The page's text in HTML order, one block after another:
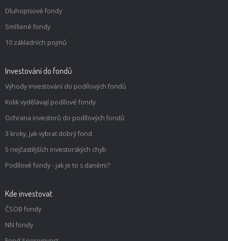
Dluhopisové fondy
Smíšené fondy
10 základních pojmů
Investování do fondů
Výhody investování do podílových fondů
Kolik vydělávají podílové fondy
Ochrana investorů do podílových fondů
3 kroky, jak vybrat dobrý fond
5 nejčastějších investorských chyb
Podílové fondy - jak je to s daněmi?
Kde investovat
ČSOB fondy
NN fondy